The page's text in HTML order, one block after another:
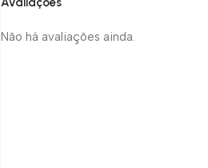
Não há avaliações ainda.